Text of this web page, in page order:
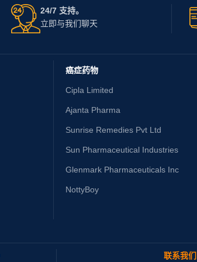
24/7 支持。
立即与我们聊天
癌症药物
Cipla Limited
Ajanta Pharma
Sunrise Remedies Pvt Ltd
Sun Pharmaceutical Industries
Glenmark Pharmaceuticals Inc
NottyBoy
联系我们